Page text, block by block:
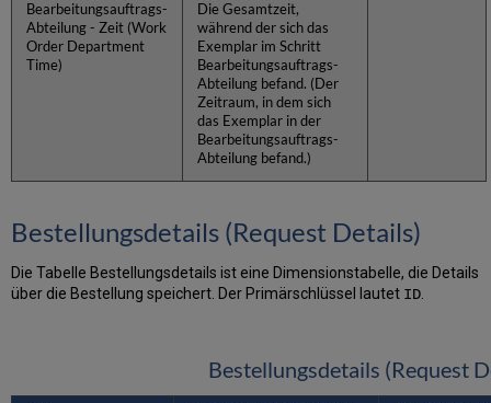
Bearbeitungsauftrags-
Abteilung - Zeit (Work
Order Department
Time)
Die Gesamtzeit,
während der sich das
Exemplar im Schritt
Bearbeitungsauftrags-
Abteilung befand. (Der
Zeitraum, in dem sich
das Exemplar in der
Bearbeitungsauftrags-
Abteilung befand.)
Bestellungsdetails (Request Details)
Die Tabelle Bestellungsdetails ist eine Dimensionstabelle, die Details
über die Bestellung speichert. Der Primärschlüssel lautet ID
Bestellungsdetails (Request